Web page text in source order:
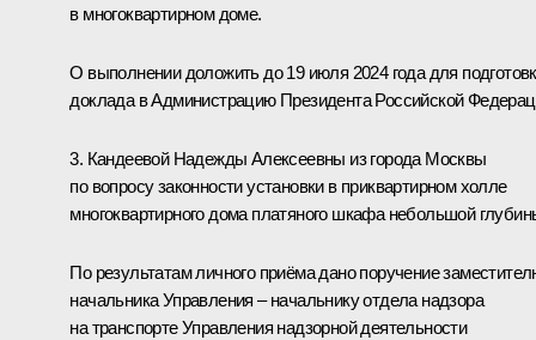
в многоквартирном доме.
О выполнении доложить до 19 июля 2024 года для
доклада в Администрацию Президента Российской
3. Кандеевой Надежды Алексеевны из города Москвы
по вопросу законности установки в приквартирном холле
многоквартирного дома платяного шкафа небольшой
По результатам личного приёма дано поручение
начальника Управления – начальнику отдела надзора
на транспорте Управления надзорной деятельности